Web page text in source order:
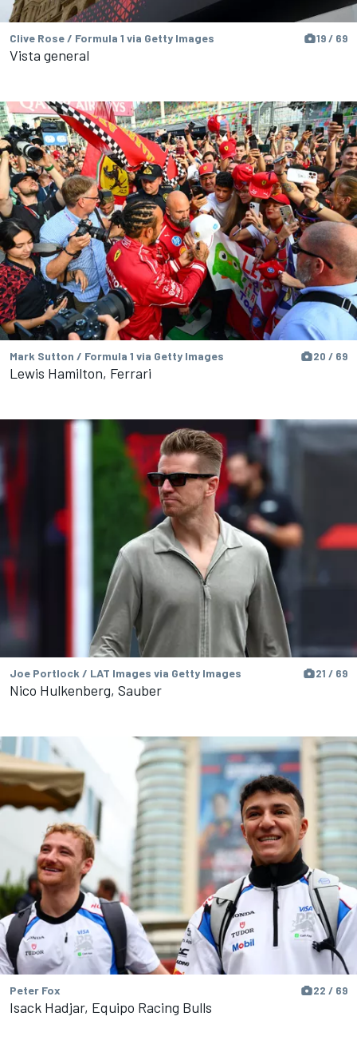
Clive Rose / Formula 1 via Getty Images 19 / 69
Vista general
Mark Sutton / Formula 1 via Getty Images 20 / 69
Lewis Hamilton, Ferrari
Joe Portlock / LAT Images via Getty Images 21 / 69
Nico Hulkenberg, Sauber
Peter Fox 22 / 69
Isack Hadjar, Equipo Racing Bulls